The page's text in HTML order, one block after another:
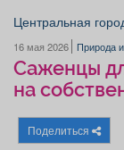
Работа
Центральная
16 мая 2026 Природа
Саженцы
на
Поделиться